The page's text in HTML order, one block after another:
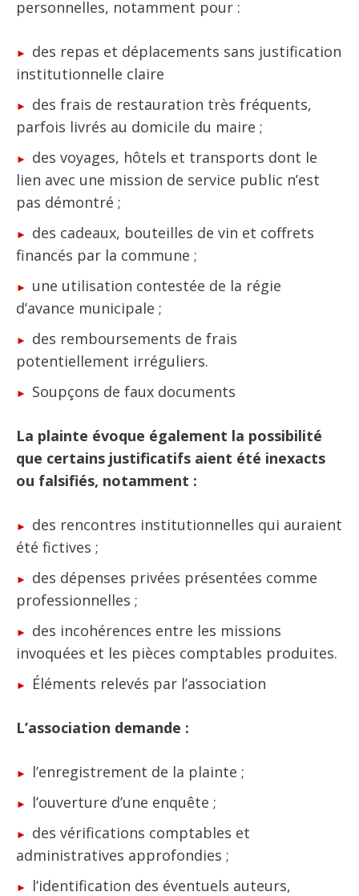
personnelles, notamment pour :
des repas et déplacements sans justification
institutionnelle claire
des frais de restauration très fréquents,
parfois livrés au domicile du maire ;
des voyages, hôtels et transports dont le
lien avec une mission de service public n’est
pas démontré ;
des cadeaux, bouteilles de vin et coffrets
financés par la commune ;
une utilisation contestée de la régie
d’avance municipale ;
des remboursements de frais
potentiellement irréguliers.
Soupçons de faux documents
La plainte évoque également la possibilité
que certains justificatifs aient été inexacts
ou falsifiés, notamment :
des rencontres institutionnelles qui auraient
été fictives ;
des dépenses privées présentées comme
professionnelles ;
des incohérences entre les missions
invoquées et les pièces comptables produites.
Éléments relevés par l’association
L’association demande :
l’enregistrement de la plainte ;
l’ouverture d’une enquête ;
des vérifications comptables et
administratives approfondies ;
l’identification des éventuels auteurs,